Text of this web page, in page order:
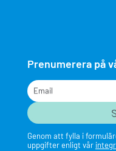
Prenumerera på
Email
Genom att fylla i
uppgifter enligt vår